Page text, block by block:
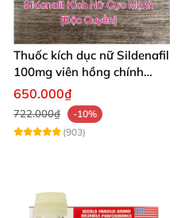
Thuốc kích dục nữ Sildenafil
100mg viên hồng chính
hãng
650.000₫
722.000₫
-10%
(903)